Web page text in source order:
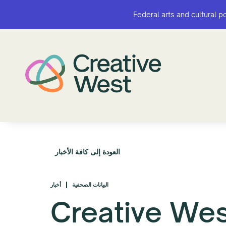
Federal arts and cultural
Federal arts and cultural
العودة إلى كافة الأخبار
أخبار البيانات الصحفية
Creative